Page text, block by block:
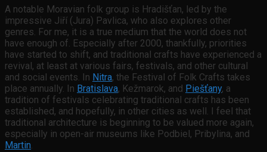
A notable Moravian folk group is Hradišťan, led by the
impressive Jiří (Jura) Pavlica, who also explores other
genres. For me, it is a true medium that the world does not
have enough of. Especially after 2000, thankfully, priorities
have started to shift, and traditional crafts have experienced a
revival, at least at various fairs, festivals, and other cultural
and social events. In Nitra, the Festival of Folk Crafts takes
place annually. In Bratislava, Kežmarok, and Piešťany, a
tradition of festivals celebrating traditional crafts has been
established, and hopefully, in other cities as well. I feel that
traditional architecture is beginning to be valued more again,
especially in open-air museums like Podbiel, Pribylina, and
Martin.